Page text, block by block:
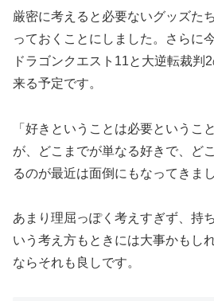
厳密に考えると必要ないグッズた
っておくことにしました。さらに
ドラゴンクエスト11と大逆転裁判
来る予定です。
「好きということは必要というこ
が、どこまでが単なる好きで、ど
るのが最近は面倒にもなってきまし
あまり理屈っぽく考えすぎず、持
いう考え方もときには大事かもし
ならそれも良しです。